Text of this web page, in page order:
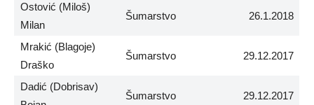
Ostović (Miloš)
Milan
Šumarstvo 26.1.2018
Mrakić (Blagoje)
Draško
Šumarstvo 29.12.2017
Dadić (Dobrisav)
Šumarstvo 29.12.2017